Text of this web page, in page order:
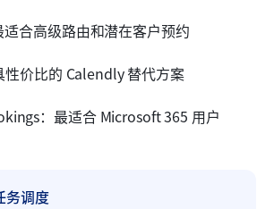
合高级路由和潜在客户预约
性价比的 Calendly 替代方案
：最适合 Microsoft 365 用户
务调度